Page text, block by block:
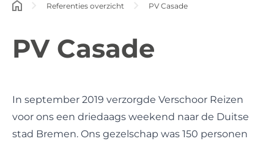
Referenties overzicht PV Casade
PV Casade
In september 2019 verzorgde Verschoor Reizen
voor ons een driedaags weekend naar de Duitse
stad Bremen. Ons gezelschap was 150 personen